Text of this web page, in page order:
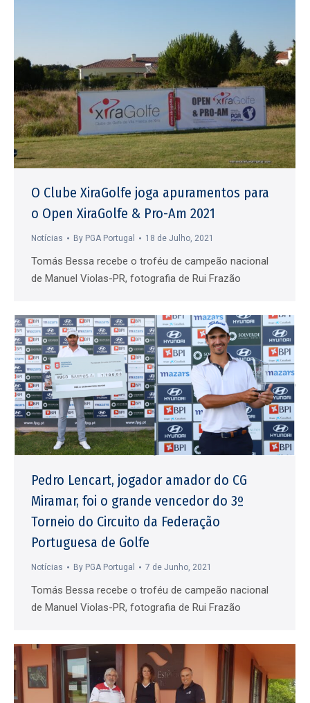
O Clube XiraGolfe joga apuramentos para
o Open XiraGolfe & Pro-Am 2021
Notícias By PGA Portugal 18 de Julho, 2021
Tomás Bessa recebe o troféu de campeão nacional
de Manuel Violas-PR, fotografia de Rui Frazão
Pedro Lencart, jogador amador do CG
Miramar, foi o grande vencedor do 3º
Torneio do Circuito da Federação
Portuguesa de Golfe
Notícias By PGA Portugal 7 de Junho, 2021
Tomás Bessa recebe o troféu de campeão nacional
de Manuel Violas-PR, fotografia de Rui Frazão